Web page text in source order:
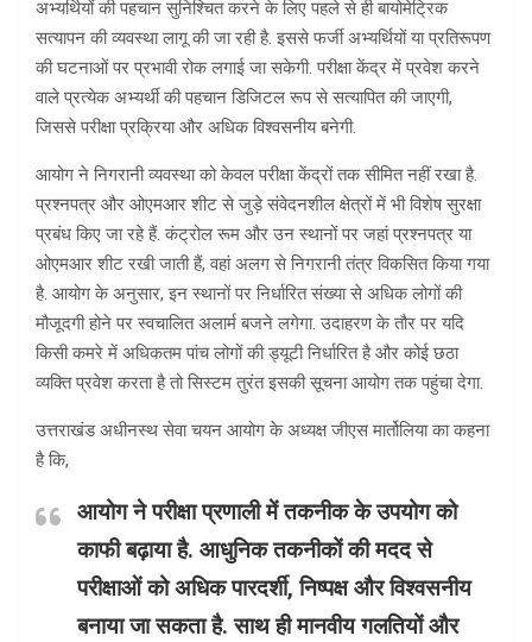
अभ्यर्थियों की पहचान सुनिश्चित करने के लिए पहले से ही बायोमेट्रिक
सत्यापन की व्यवस्था लागू की जा रही है. इससे फर्जी अभ्यर्थियों या प्रतिरूपण
की घटनाओं पर प्रभावी रोक लगाई जा सकेगी. परीक्षा केंद्र में प्रवेश करने
वाले प्रत्येक अभ्यर्थी की पहचान डिजिटल रूप से सत्यापित की जाएगी,
जिससे परीक्षा प्रक्रिया और अधिक विश्वसनीय बनेगी.
आयोग ने निगरानी व्यवस्था को केवल परीक्षा केंद्रों तक सीमित नहीं रखा है.
प्रश्नपत्र और ओएमआर शीट से जुड़े संवेदनशील क्षेत्रों में भी विशेष सुरक्षा
प्रबंध किए जा रहे हैं. कंट्रोल रूम और उन स्थानों पर जहां प्रश्नपत्र या
ओएमआर शीट रखी जाती हैं, वहां अलग से निगरानी तंत्र विकसित किया गया
है. आयोग के अनुसार, इन स्थानों पर निर्धारित संख्या से अधिक लोगों की
मौजूदगी होने पर स्वचालित अलार्म बजने लगेगा. उदाहरण के तौर पर यदि
किसी कमरे में अधिकतम पांच लोगों की ड्यूटी निर्धारित है और कोई छठा
व्यक्ति प्रवेश करता है तो सिस्टम तुरंत इसकी सूचना आयोग तक पहुंचा देगा.
उत्तराखंड अधीनस्थ सेवा चयन आयोग के अध्यक्ष जीएस मार्तोलिया का कहना
है कि,
आयोग ने परीक्षा प्रणाली में तकनीक के उपयोग को
काफी बढ़ाया है. आधुनिक तकनीकों की मदद से
परीक्षाओं को अधिक पारदर्शी, निष्पक्ष और विश्वसनीय
बनाया जा सकता है. साथ ही मानवीय गलतियों और